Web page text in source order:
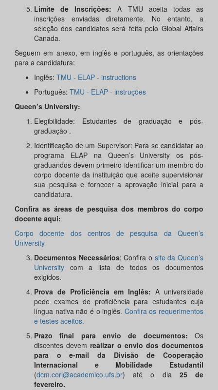
Limite de Inscrições:A TMU aceita todas as
inscrições enviadas diretamente. No entanto, a
seleção dos candidatos será feita pelo Global Affairs
Canada.
Seguem em anexo, em inglês e português, as orientações
para a candidatura:
Inglês: TMU - ELAP - instructions
Português: TMU - ELAP - instruções
Queen’s University:
Elegibilidade: Estudantes de graduação e pós-
graduação .
Identificação de um Supervisor: Para se candidatar ao
programa ELAP na Queen’s University os pós-
graduandos devem primeiro identificar um membro do
corpo docente da instituição que aceite supervisionar
sua pesquisa e fornecer a aprovação inicial para a
candidatura.
Confira as áreas de pesquisa dos membros do corpo
docente aqui:
Corpo docente dos centros de pesquisa da Queen’s
University
Documentos Necessários: Confira o site da Queen’s
University com a lista de todos os documentos
exigidos.
Prova de Proficiência em Inglês: A universidade
pede exames de proficiência para estudantes cuja
língua nativa não é o inglês. Confira os requerimentos
e testes aceitos.
Prazo final para envio de documentos: Os
discentes devem realizar o envio dos documentos
para o e-mail da Divisão de Cooperação
Internacional e Mobilidade Estudantil
(dcm.cori@academico.ufs.br) até o dia 25 de
fevereiro.